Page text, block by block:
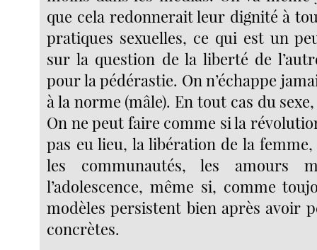
que cela redonnerait leur dignité à
pratiques sexuelles, ce qui est un
sur la question de la liberté de
pour la pédérastie. On n’échappe
à la norme (mâle). En tout cas du
On ne peut faire comme si la
pas eu lieu, la libération de la femme,
les communautés, les amours
l’adolescence, même si, comme
modèles persistent bien après avoir
concrètes.